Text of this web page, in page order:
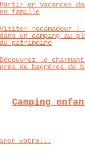
Partir en vacances
en famille
Visiter rocamadour :
dans un camping au
du patrimoine
Découvrez le
près de bagnères de
Camping
votre...